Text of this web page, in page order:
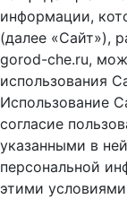
информации,
(далее «Сайт»),
gorod-che.ru,
использования
Использование
согласие
указанными в
персональной
этими